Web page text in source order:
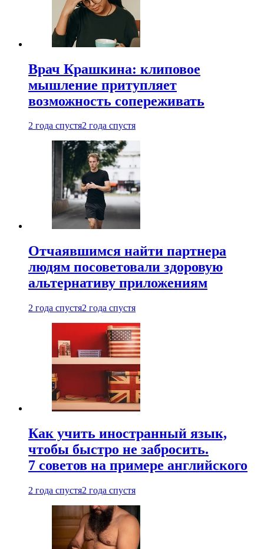
Врач Крашкина: клиповое
мышление притупляет
возможность сопереживать
2 года спустя2 года спустя
Отчаявшимся найти партнера
людям посоветовали здоровую
альтернативу приложениям
2 года спустя2 года спустя
Как учить иностранный язык,
чтобы быстро не забросить.
7 советов на примере английского
2 года спустя2 года спустя